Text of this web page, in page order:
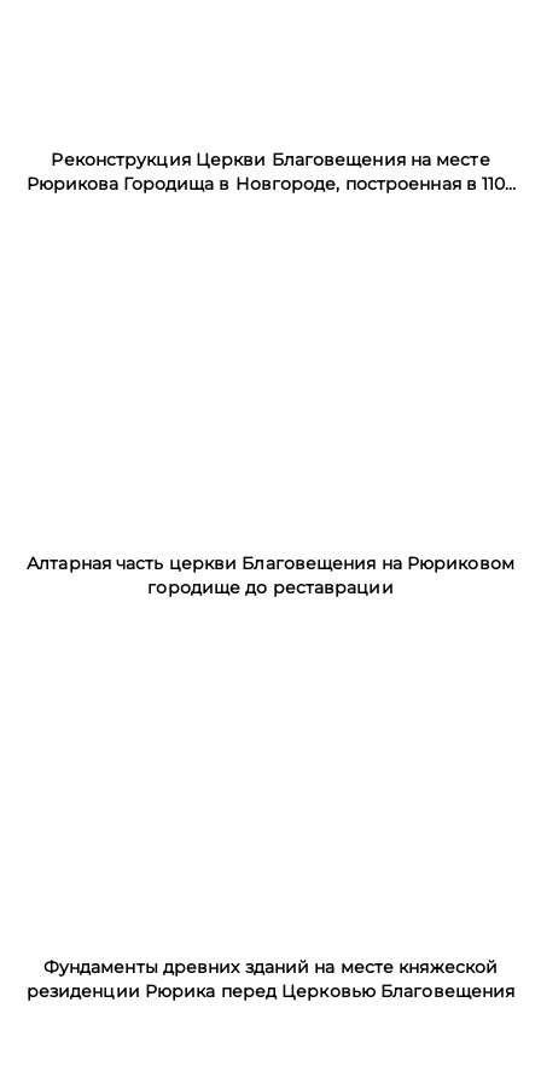
Реконструкция Церкви Благовещения на месте
Рюрикова Городища в Новгороде, построенная в 1103
Алтарная часть церкви Благовещения на Рюриковом
городище до реставрации
Фундаменты древних зданий на месте княжеской
резиденции Рюрика перед Церковью Благовещения